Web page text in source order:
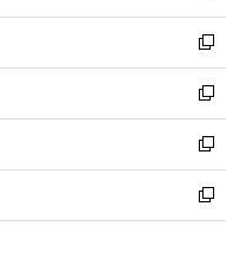
開
く
ウ
で
開
く
ン
ド
ウ
で
開
く
ウ
ィ
ン
ド
ウ
で
開
く
し
い
ウ
ィ
ン
ド
ウ
で
開
新
し
い
ウ
ィ
ン
ド
ウ
新
し
い
ウ
ィ
ン
新
し
い
ウ
新
し